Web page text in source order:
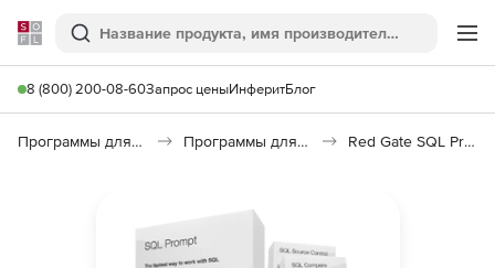
Softline
Поиск
8 (800) 200-08-60Запрос ценыИнферитБлог
Программы для программирования Программы для работы с базами данных Red Gate SQL Prompt Pro